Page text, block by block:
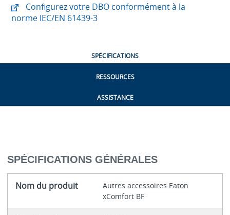
Configurez votre DBO conformément à la
norme IEC/EN 61439-3
SPÉCIFICATIONS
RESSOURCES
ASSISTANCE
SPÉCIFICATIONS GÉNÉRALES
Nom du produit
Autres accessoires Eaton
xComfort BF